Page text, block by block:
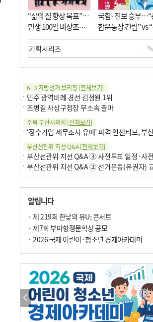
“삶의 질 향상 목표”…
민생 100일 비상조치
면밀 심사
국힘·진보 승부…“
합운동장 건립” vs
근 공공버스 도입”
6·3 지방선거 브리핑 [전체보기]
민주 광역비례 경선 김정원 1위
조병길 사상구청장 무소속 출마
주목 부산시의회 [전체보기]
부산선관위 지선 Q&A[전체보기]
알립니다
· 제 219회 한낮의 유U; 콘서트
· 제7회 부마항쟁문학상 공모
· 2026 국제 어린이·청소년 경제아카데미